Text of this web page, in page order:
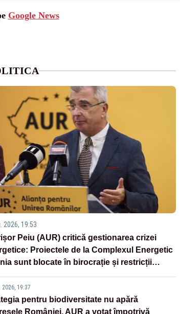
Google News
2026, 19:53
Peiu (AUR) critică gestionarea crizei
Proiectele de la Complexul Energetic
sunt blocate în birocrație și restricții
2026, 19:37
pentru biodiversitate nu apără
României. AUR a votat împotrivă